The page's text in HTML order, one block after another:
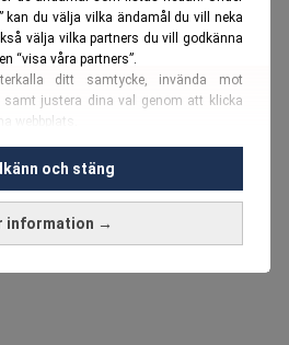
kan du välja vilka ändamål du vill neka
välja vilka partners du vill godkänna
“visa våra partners”.
ditt samtycke, invända mot
samt justera dina val genom att klicka
webbplats.
i vårcookie-policy
personuppgifter för dessa syften:
liknande tekniker, anpassning av
information →
och stäng